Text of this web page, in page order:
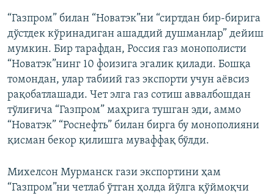
“Газпром” билан “Новатэк”ни “сиртдан бир-бирига
дўстдек кўринадиган ашаддий душманлар” дейиш
мумкин. Бир тарафдан, Россия газ монополисти
“Новатэк”нинг 10 фоизига эгалик қилади. Бошқа
томондан, улар табиий газ экспорти учун аёвсиз
рақобатлашади. Чет элга газ сотиш аввалбошдан
тўлиғича “Газпром” маҳрига тушган эди, аммо
“Новатэк” “Роснефть” билан бирга бу монополияни
қисман бекор қилишга муваффақ бўлди.
Михелсон Мурманск гази экспортини ҳам
“Газпром”ни четлаб ўтган ҳолда йўлга қўймоқчи